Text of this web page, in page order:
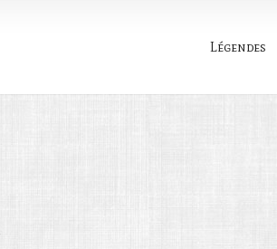
Légendes